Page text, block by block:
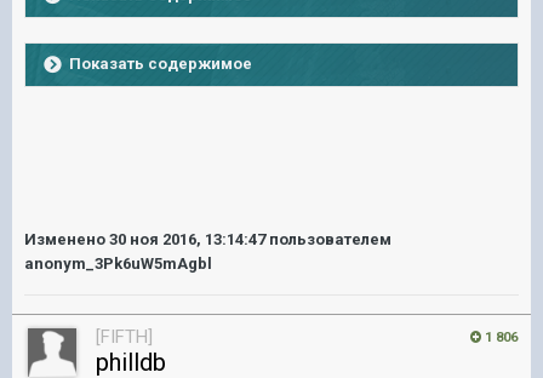
Показать содержимое
Изменено 30 ноя 2016, 13:14:47пользователем
anonym_3Pk6uW5mAgbl
1 806
[FIFTH]
philldb